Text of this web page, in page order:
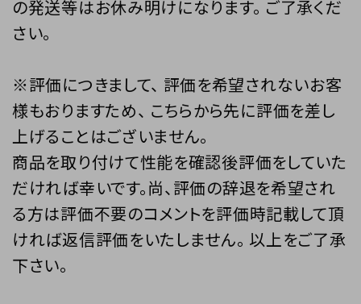
の発送等はお休み明けになります。 ご了承くだ
さい。
※評価につきまして、 評価を希望されないお客
様もおりますため、 こちらから先に評価を差し
上げることはございません。
商品を取り付けて性能を確認後評価をしていた
だければ幸いです。尚、評価の辞退を希望され
る方は評価不要のコメントを評価時記載して頂
ければ返信評価をいたしません。 以上をご了承
下さい。